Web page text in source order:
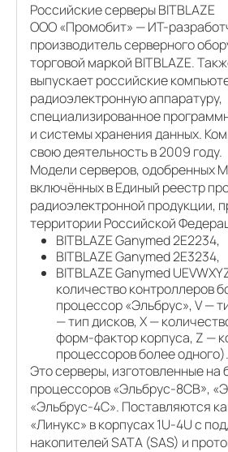
Российские серверы BITBLAZE
ООО «Промобит» — ИТ-
производитель серверного
торговой маркой BITBLAZE.
выпускает российские
радиоэлектронную аппаратуру,
специализированное
и системы хранения данных.
свою деятельность в 2009 году.
Модели серверов, одобренных
включённых в Единый реестр
радиоэлектронной продукции,
территории Российской
BITBLAZE Ganymed 2E2234,
BITBLAZE Ganymed 2E3234,
BITBLAZE Ganymed
количество контроллеров
процессор «Эльбрус», V —
— тип дисков, X —
форм-фактор корпуса, Z —
процессоров более одного).
Это серверы, изготовленные на
процессоров «Эльбрус-8СВ»,
«Эльбрус-4С». Поставляются
«Линукс» в корпусах 1U-4U с
накопителей SATA (SAS) и